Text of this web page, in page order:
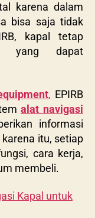
karena dalam
bisa saja tidak
kapal tetap
yang dapat
, EPIRB
alat navigasi
informasi
itu, setiap
cara kerja,
membeli.
Kapal untuk